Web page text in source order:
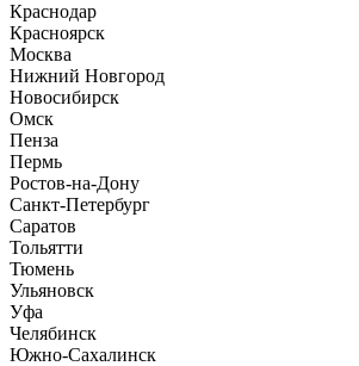
Краснодар
Красноярск
Москва
Нижний Новгород
Новосибирск
Омск
Пенза
Пермь
Ростов-на-Дону
Санкт-Петербург
Саратов
Тольятти
Тюмень
Ульяновск
Уфа
Челябинск
Южно-Сахалинск